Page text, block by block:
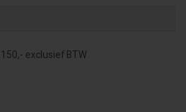
exclusief BTW